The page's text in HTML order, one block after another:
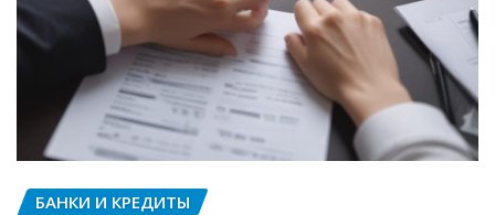
БАНКИ И КРЕДИТЫ